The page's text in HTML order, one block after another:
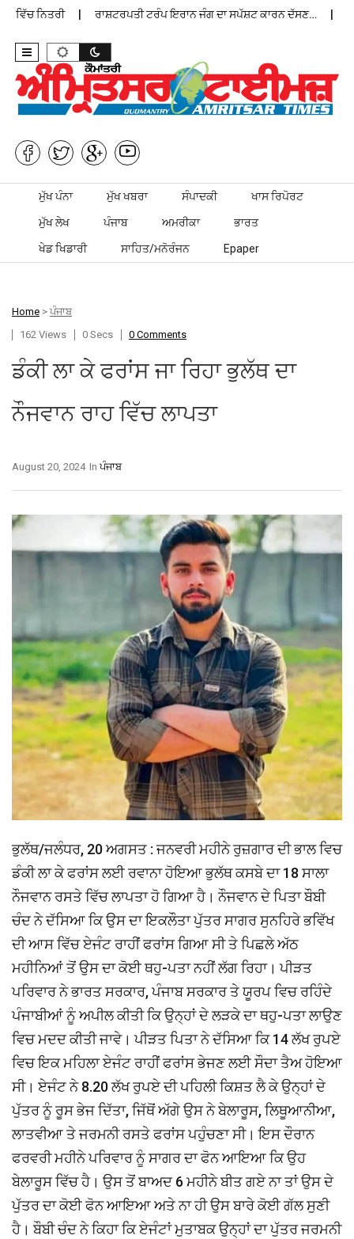
ਨਿਤਰੀ ਰਾਸ਼ਟਰਪਤੀ ਟਰੰਪ ਇਰਾਨ ਜੰਗ ਦਾ ਸਪੱਸ਼ਟ ਕਾਰਨ ਦੱਸਣ…
Skip to content
ਮੁੱਖ ਪੰਨਾ ਮੁੱਖ ਖਬਰਾ ਸੰਪਾਦਕੀ ਖਾਸ ਰਿਪੋਰਟ
ਮੁੱਖ ਲੇਖ ਪੰਜਾਬ ਅਮਰੀਕਾ ਭਾਰਤ
ਖੇਡ ਖਿਡਾਰੀ ਸਾਹਿਤ/ਮਨੋਰੰਜਨ Epaper
Home > ਪੰਜਾਬ
162 Views
0 Secs 0 Comments
ਡੰਕੀ ਲਾ ਕੇ ਫਰਾਂਸ ਜਾ ਰਿਹਾ ਭੁਲੱਥ ਦਾ
ਨੌਜਵਾਨ ਰਾਹ ਵਿੱਚ ਲਾਪਤਾ
In ਪੰਜਾਬ
August 20, 2024
ਭੁਲੱਥ/ਜਲੰਧਰ, 20 ਅਗਸਤ : ਜਨਵਰੀ ਮਹੀਨੇ ਰੁਜ਼ਗਾਰ ਦੀ ਭਾਲ ਵਿਚ
ਡੰਕੀ ਲਾ ਕੇ ਫਰਾਂਸ ਲਈ ਰਵਾਨਾ ਹੋਇਆ ਭੁਲੱਥ ਕਸਬੇ ਦਾ 18 ਸਾਲਾ
ਨੌਜਵਾਨ ਰਸਤੇ ਵਿੱਚ ਲਾਪਤਾ ਹੋ ਗਿਆ ਹੈ। ਨੌਜਵਾਨ ਦੇ ਪਿਤਾ ਬੌਬੀ
ਚੰਦ ਨੇ ਦੱਸਿਆ ਕਿ ਉਸ ਦਾ ਇਕਲੌਤਾ ਪੁੱਤਰ ਸਾਗਰ ਸੁਨਹਿਰੇ ਭਵਿੱਖ
ਦੀ ਆਸ ਵਿੱਚ ਏਜੰਟ ਰਾਹੀਂ ਫਰਾਂਸ ਗਿਆ ਸੀ ਤੇ ਪਿਛਲੇ ਅੱਠ
ਮਹੀਨਿਆਂ ਤੋਂ ਉਸ ਦਾ ਕੋਈ ਥਹੁ-ਪਤਾ ਨਹੀਂ ਲੱਗ ਰਿਹਾ। ਪੀੜਤ
ਪਰਿਵਾਰ ਨੇ ਭਾਰਤ ਸਰਕਾਰ, ਪੰਜਾਬ ਸਰਕਾਰ ਤੇ ਯੂਰਪ ਵਿਚ ਰਹਿੰਦੇ
ਪੰਜਾਬੀਆਂ ਨੂੰ ਅਪੀਲ ਕੀਤੀ ਕਿ ਉਨ੍ਹਾਂ ਦੇ ਲੜਕੇ ਦਾ ਥਹੁ-ਪਤਾ ਲਾਉਣ
ਵਿਚ ਮਦਦ ਕੀਤੀ ਜਾਵੇ। ਪੀੜਤ ਪਿਤਾ ਨੇ ਦੱਸਿਆ ਕਿ 14 ਲੱਖ ਰੁਪਏ
ਵਿਚ ਇਕ ਮਹਿਲਾ ਏਜੰਟ ਰਾਹੀਂ ਫਰਾਂਸ ਭੇਜਣ ਲਈ ਸੌਦਾ ਤੈਅ ਹੋਇਆ
ਸੀ। ਏਜੰਟ ਨੇ 8.20 ਲੱਖ ਰੁਪਏ ਦੀ ਪਹਿਲੀ ਕਿਸ਼ਤ ਲੈ ਕੇ ਉਨ੍ਹਾਂ ਦੇ
ਪੁੱਤਰ ਨੂੰ ਰੂਸ ਭੇਜ ਦਿੱਤਾ, ਜਿੱਥੋਂ ਅੱਗੇ ਉਸ ਨੇ ਬੇਲਾਰੂਸ, ਲਿਥੂਆਨੀਆ,
ਲਾਤਵੀਆ ਤੇ ਜਰਮਨੀ ਰਸਤੇ ਫਰਾਂਸ ਪਹੁੰਚਣਾ ਸੀ। ਇਸ ਦੌਰਾਨ
ਫਰਵਰੀ ਮਹੀਨੇ ਪਰਿਵਾਰ ਨੂੰ ਸਾਗਰ ਦਾ ਫੋਨ ਆਇਆ ਕਿ ਉਹ
ਬੇਲਾਰੂਸ ਵਿੱਚ ਹੈ। ਉਸ ਤੋਂ ਬਾਅਦ 6 ਮਹੀਨੇ ਬੀਤ ਗਏ ਨਾ ਤਾਂ ਉਸ ਦੇ
ਪੁੱਤਰ ਦਾ ਕੋਈ ਫੋਨ ਆਇਆ ਅਤੇ ਨਾ ਹੀ ਉਸ ਬਾਰੇ ਕੋਈ ਗੱਲ ਸੁਣੀ
ਹੈ। ਬੌਬੀ ਚੰਦ ਨੇ ਕਿਹਾ ਕਿ ਏਜੰਟਾਂ ਮੁਤਾਬਕ ਉਨ੍ਹਾਂ ਦਾ ਪੁੱਤਰ ਜਰਮਨੀ